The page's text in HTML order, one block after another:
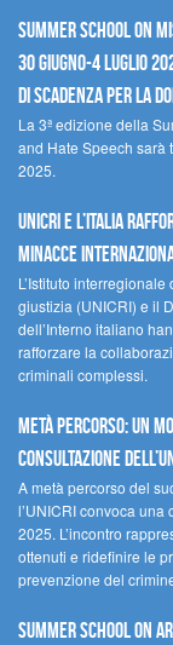
Summer School on
30 giugno-4 luglio
di scadenza per la
La 3ª edizione della
and Hate Speech sarà
2025.
UNICRI e l’Italia
minacce
L’Istituto
giustizia (UNICRI) e il
dell’Interno italiano
rafforzare la
criminali complessi.
Metà percorso: un
Consultazione
A metà percorso del
l’UNICRI convoca
2025. L’incontro
ottenuti e ridefinire le
prevenzione del
Summer School on